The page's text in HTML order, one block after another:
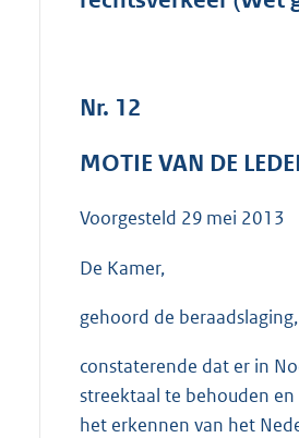
Nr. 12
MOTIE VAN DE
Voorgesteld 29 mei 2013
De Kamer,
gehoord de beraadslaging,
constaterende dat er in
streektaal te behouden
het erkennen van het